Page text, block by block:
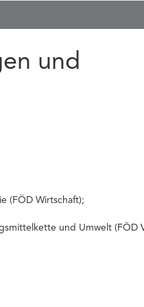
und
(FÖD Wirtschaft);
und Umwelt (FÖD